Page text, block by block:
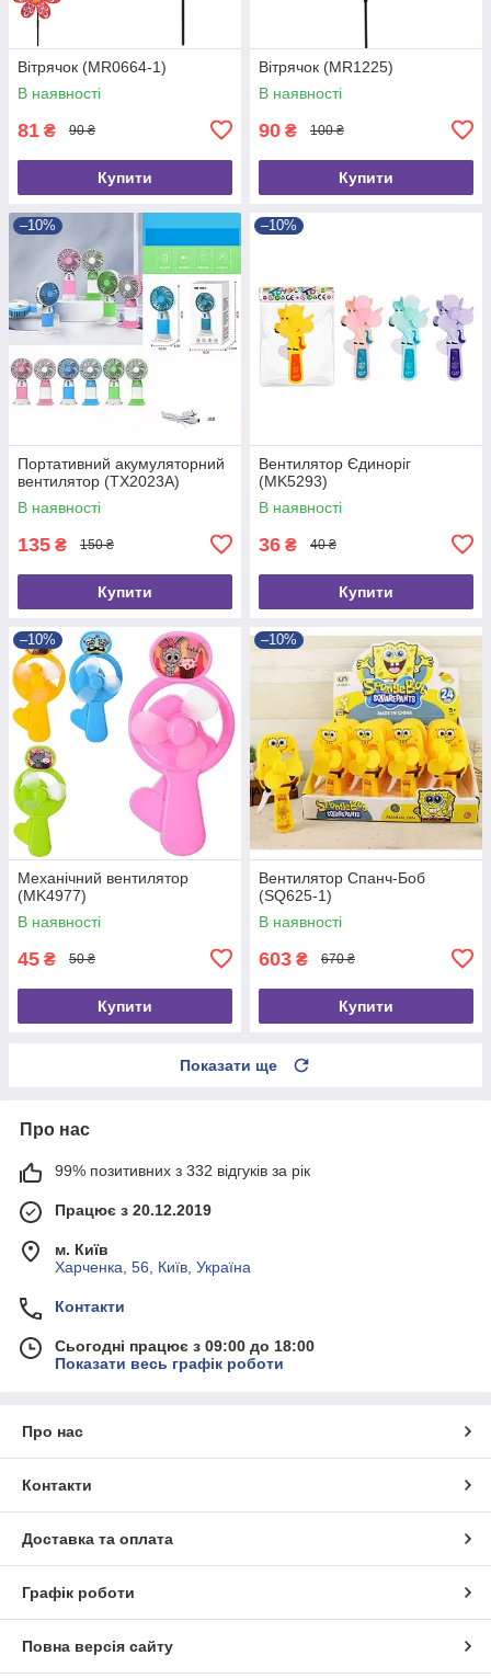
Вітрячок (MR0664-1)
В наявності
81 ₴ 90 ₴
Купити
Вітрячок (MR1225)
В наявності
90 ₴ 100 ₴
Купити
–10%
Портативний акумуляторний
вентилятор (TX2023A)
В наявності
135 ₴ 150 ₴
Купити
–10%
Вентилятор Єдиноріг
(MK5293)
В наявності
36 ₴ 40 ₴
Купити
–10%
Механічний вентилятор
(MK4977)
В наявності
45 ₴ 50 ₴
Купити
–10%
Вентилятор Спанч-Боб
(SQ625-1)
В наявності
603 ₴ 670 ₴
Купити
Показати ще
Про нас
99% позитивних з 332 відгуків за рік
Працює з 20.12.2019
м. Київ
Харченка, 56, Київ, Україна
Контакти
Сьогодні працює з 09:00 до 18:00
Показати весь графік роботи
Про нас
Контакти
Доставка та оплата
Графік роботи
Повна версія сайту